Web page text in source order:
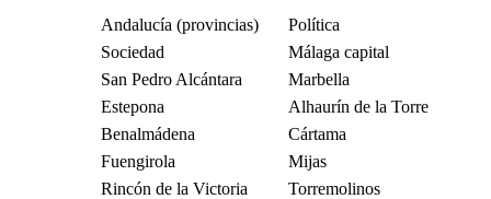
Andalucía (provincias)
Política
Sociedad
Málaga capital
San Pedro Alcántara
Marbella
Estepona
Alhaurín de la Torre
Benalmádena
Cártama
Fuengirola
Mijas
Rincón de la Victoria
Torremolinos